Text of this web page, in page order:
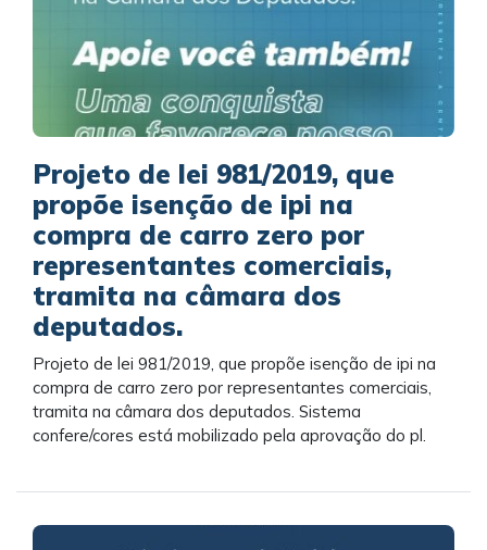
Projeto de lei 981/2019, que
propõe isenção de ipi na
compra de carro zero por
representantes comerciais,
tramita na câmara dos
deputados.
Projeto de lei 981/2019, que propõe isenção de ipi na
compra de carro zero por representantes comerciais,
tramita na câmara dos deputados. Sistema
confere/cores está mobilizado pela aprovação do pl.